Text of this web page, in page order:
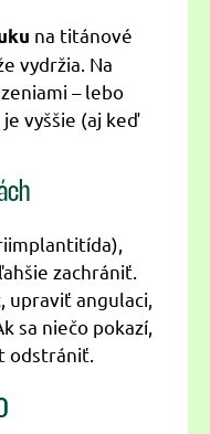
na titánové
vydržia. Na
– lebo
vyššie (aj keď
zachrániť.
upraviť angulaci,
sa niečo pokazí,
odstrániť.